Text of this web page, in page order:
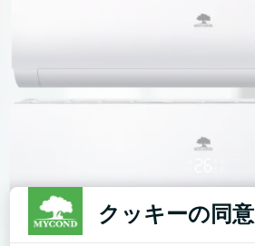
クッキーの同意